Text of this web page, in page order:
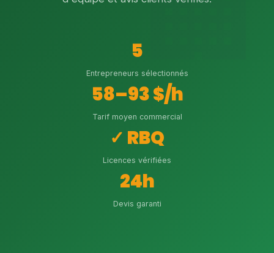
5
Entrepreneurs sélectionnés
58–93 $/h
Tarif moyen commercial
✓ RBQ
Licences vérifiées
24h
Devis garanti